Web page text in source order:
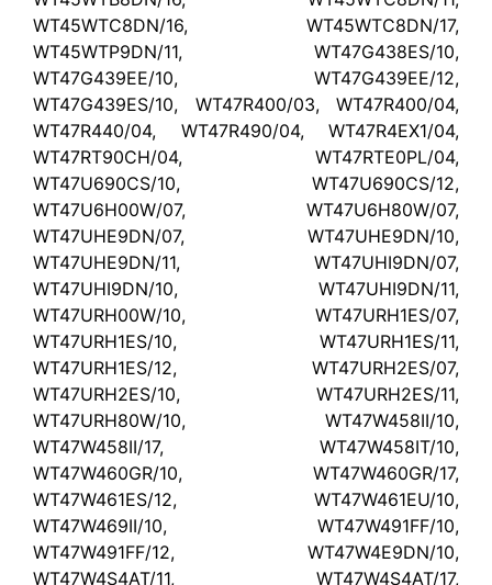
WT45WTC8DN/16, WT45WTC8DN/17,
WT45WTP9DN/11, WT47G438ES/10,
WT47G439EE/10, WT47G439EE/12,
WT47G439ES/10, WT47R400/03, WT47R400/04,
WT47R440/04, WT47R490/04, WT47R4EX1/04,
WT47RT90CH/04, WT47RTE0PL/04,
WT47U690CS/10, WT47U690CS/12,
WT47U6H00W/07, WT47U6H80W/07,
WT47UHE9DN/07, WT47UHE9DN/10,
WT47UHE9DN/11, WT47UHI9DN/07,
WT47UHI9DN/10, WT47UHI9DN/11,
WT47URH00W/10, WT47URH1ES/07,
WT47URH1ES/10, WT47URH1ES/11,
WT47URH1ES/12, WT47URH2ES/07,
WT47URH2ES/10, WT47URH2ES/11,
WT47URH80W/10, WT47W458II/10,
WT47W458II/17, WT47W458IT/10,
WT47W460GR/10, WT47W460GR/17,
WT47W461ES/12, WT47W461EU/10,
WT47W469II/10, WT47W491FF/10,
WT47W491FF/12, WT47W4E9DN/10,
WT47W4S4AT/11, WT47W4S4AT/17,